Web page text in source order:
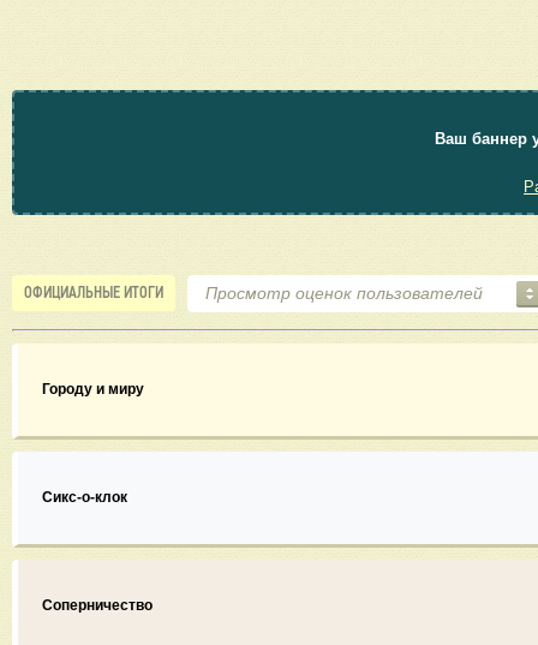
Ваш баннер
ОФИЦИАЛЬНЫЕ ИТОГИ
Городу и миру
Сикс-о-клок
Соперничество